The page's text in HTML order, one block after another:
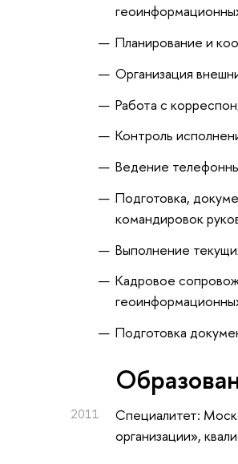
Планирование и
Организация
Работа с
Контроль
Ведение
Подготовка,
командировок
Выполнение
Кадровое
Подготовка
2011
Специалитет:
организации»,